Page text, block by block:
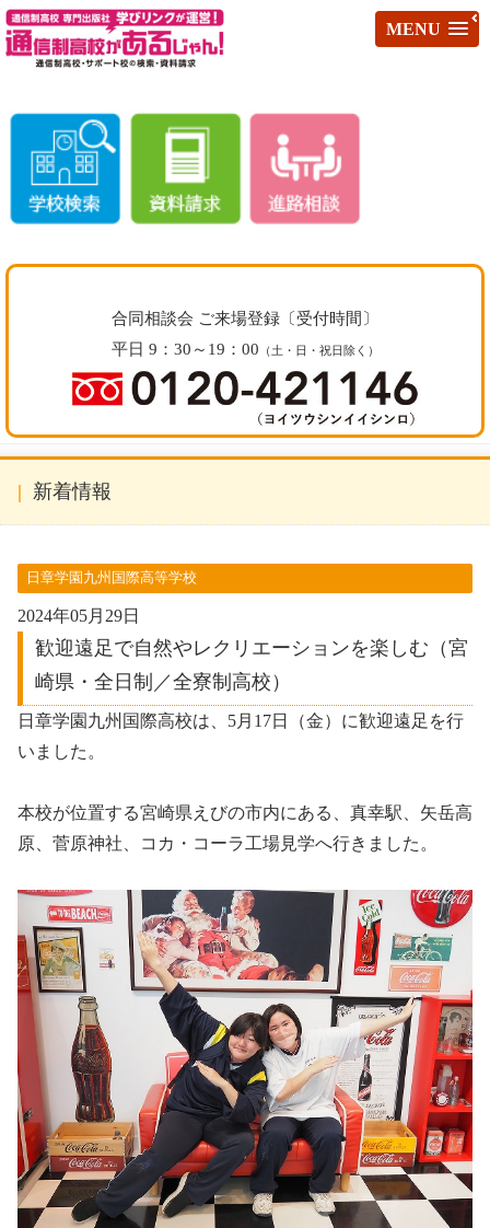
MENU
合同相談会 ご来場登録〔受付時間〕
平日 9：30～19：00 （土・日・祝日除く）
新着情報
日章学園九州国際高等学校
2024年05月29日
歓迎遠足で自然やレクリエーションを楽しむ（宮
崎県・全日制／全寮制高校）
日章学園九州国際高校は、5月17日（金）に歓迎遠足を行
いました。
本校が位置する宮崎県えびの市内にある、真幸駅、矢岳高
原、菅原神社、コカ・コーラ工場見学へ行きました。